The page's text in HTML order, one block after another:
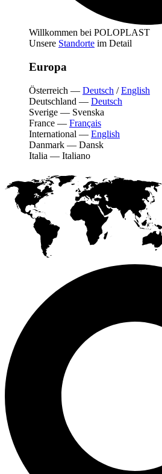
Willkommen bei POLOPLAST
Unsere Standorte im Detail
Europa
Österreich — Deutsch /English
Deutschland — Deutsch
Sverige — Svenska
France — Français
International — English
Danmark — Dansk
Italia — Italiano